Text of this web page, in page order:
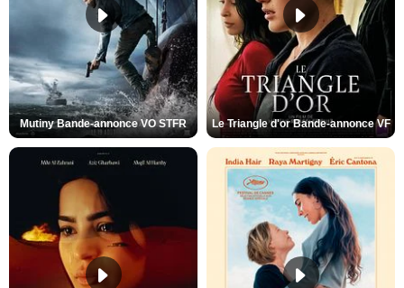
Mutiny Bande-annonce VO STFR Le Triangle d'or Bande-annonce VF